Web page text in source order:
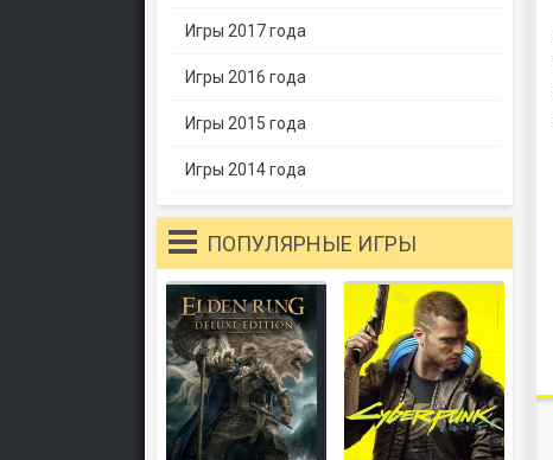
Игры 2017 года
Игры 2016 года
Игры 2015 года
Игры 2014 года
ПОПУЛЯРНЫЕ ИГРЫ